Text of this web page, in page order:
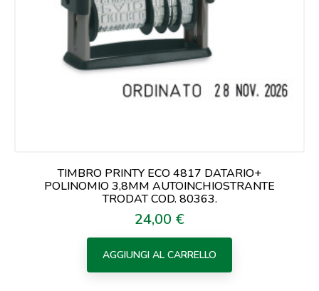
TIMBRO PRINTY ECO 4817 DATARIO+
POLINOMIO 3,8MM AUTOINCHIOSTRANTE
TRODAT COD. 80363.
Prezzo
24,00 €
AGGIUNGI AL CARRELLO